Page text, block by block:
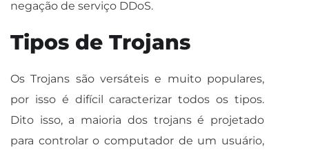
negação de serviço DDoS.
Tipos de Trojans
Os Trojans são versáteis e muito populares,
por isso é difícil caracterizar todos os tipos.
Dito isso, a maioria dos trojans é projetado
para controlar o computador de um usuário,